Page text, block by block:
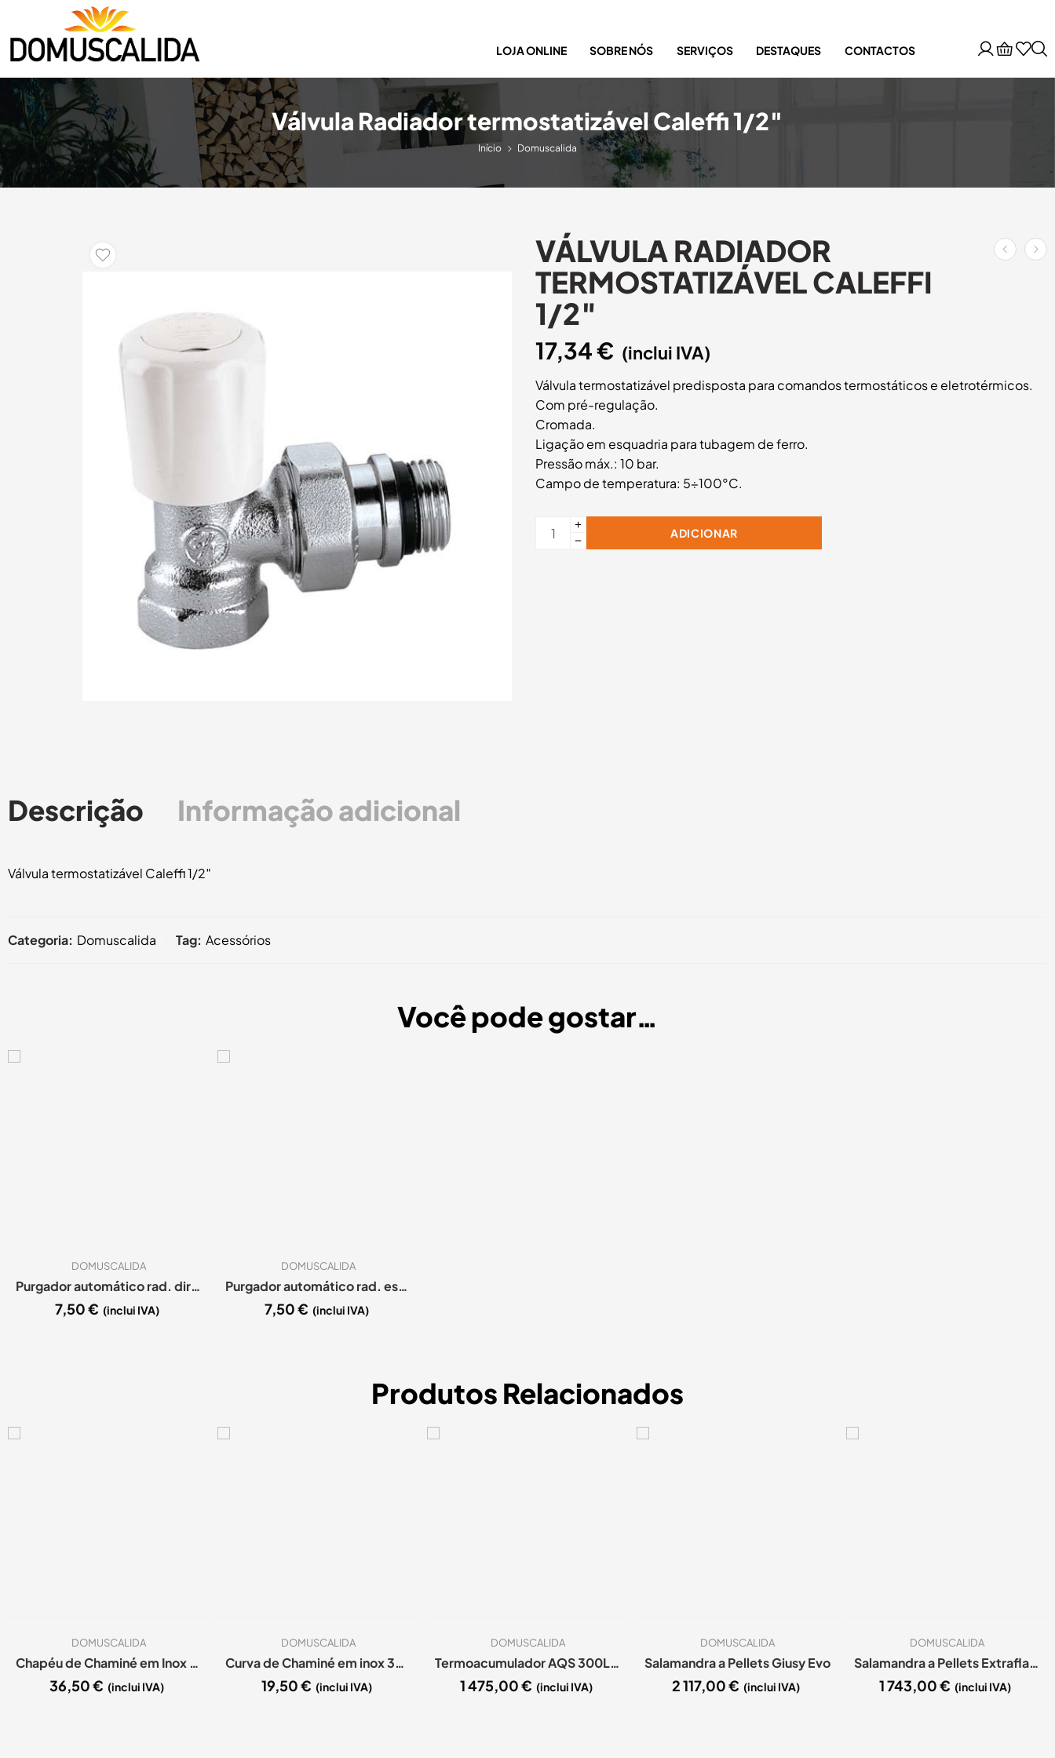
LOJA ONLINE SOBRE NÓS SERVIÇOS DESTAQUES CONTACTOS
Válvula Radiador termostatizável Caleffi 1/2″
Início Domuscalida
VÁLVULA RADIADOR
TERMOSTATIZÁVEL CALEFFI
1/2″
17,34€ (inclui IVA)
Válvula termostatizável predisposta para comandos termostáticos e eletrotérmicos.
Com pré-regulação.
Cromada.
Ligação em esquadria para tubagem de ferro.
Pressão máx.: 10 bar.
Campo de temperatura: 5÷100°C.
ADICIONAR
Descrição Informação adicional
Válvula termostatizável Caleffi 1/2″
Categoria: Domuscalida Tag: Acessórios
Você pode gostar…
DOMUSCALIDA
Purgador automático rad. direito 1″ GCM
7,50€ (inclui IVA)
DOMUSCALIDA
Purgador automático rad. esquerdo 1″ GCM
7,50€ (inclui IVA)
Produtos Relacionados
DOMUSCALIDA
Chapéu de Chaminé em Inox com Aba D.80
36,50€ (inclui IVA)
DOMUSCALIDA
Curva de Chaminé em inox 304 D.80 a 45º
19,50€ (inclui IVA)
DOMUSCALIDA
Termoacumulador AQS 300Lts Inox 444 2 Spts entrelaçadas
1 475,00€ (inclui IVA)
DOMUSCALIDA
Salamandra a Pellets Giusy Evo
2 117,00€ (inclui IVA)
DOMUSCALIDA
Salamandra a Pellets Extraflamme Ketty 7kW
1 743,00€ (inclui IVA)